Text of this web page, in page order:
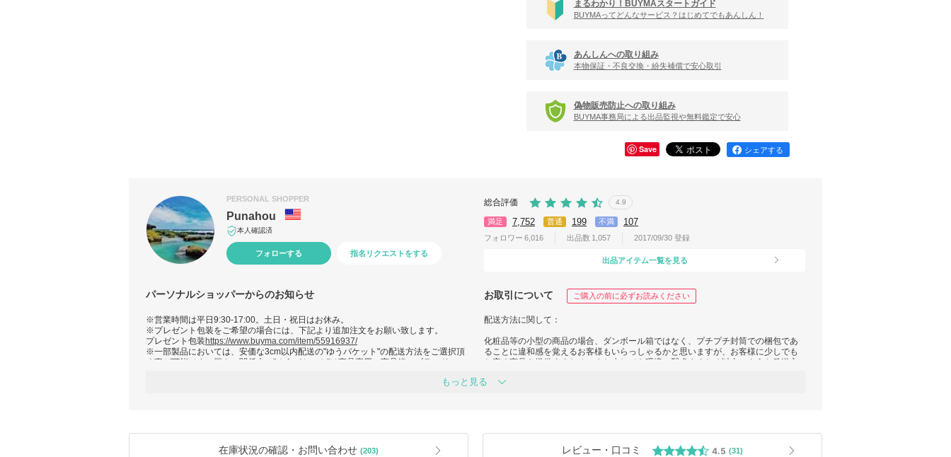
まるわかり！BUYMAスタートガイド
BUYMAってどんなサービス？はじめてでもあんしん！
あんしんへの取り組み
本物保証・不良交換・紛失補償で安心取引
偽物販売防止への取り組み
BUYMA事務局による出品監視や無料鑑定で安心
Save シェアする
PERSONAL SHOPPER
Punahou
本人確認済
フォローする 指名リクエストをする
総合評価 4.9
満足 7,752 普通 199 不満 107
フォロワー 6,016 出品数 1,057 2017/09/30 登録
出品アイテム一覧を見る
パーソナルショッパーからのお知らせ お取引について ご購入の前に必ずお読みください
※営業時間は平日9:30-17:00。土日・祝日はお休み。
※プレゼント包装をご希望の場合には、下記より追加注文をお願い致します。
プレゼント包装 https://www.buyma.com/item/55916937/
※一部製品においては、安価な3cm以内配送の"ゆうパケット"の配送方法をご選択頂
く事が可能です。厚さの関係上、"ゆうパケット"は商品専用の商品箱・ブランドショ
※在庫状況により発送地が異なりますので、正確な発送地を確認されたい場合、ご
https://www.buyma.com/item/94473601/
※BuymaHPに記載されている規約をご一読下さい。
配送方法に関して：
化粧品等の小型の商品の場合、ダンボール箱ではなく、プチプチ封筒での梱包であ
ることに違和感を覚えるお客様もいらっしゃるかと思いますが、お客様に少しでも
お安く商品を提供するため、また少しでも環境に配慮するため以上のような発送方
恐れ入りますがあらかじめご了承の上、ご注文をお願いいたします。もし、お箱で
もっと見る
在庫状況の確認・お問い合わせ (203) レビュー・口コミ 4.5 (31)